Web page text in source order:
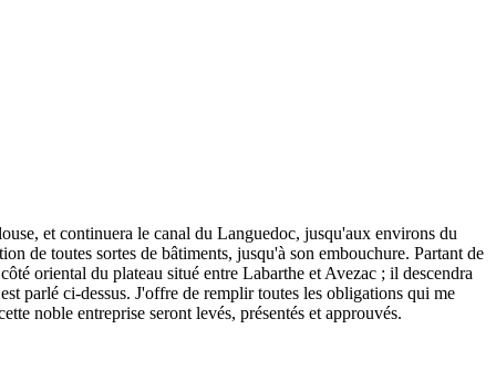
et continuera le canal du Languedoc, jusqu'aux environs du
de toutes sortes de bâtiments, jusqu'à son embouchure. Partant de
oriental du plateau situé entre Labarthe et Avezac ; il descendra
parlé ci-dessus. J'offre de remplir toutes les obligations qui me
noble entreprise seront levés, présentés et approuvés.